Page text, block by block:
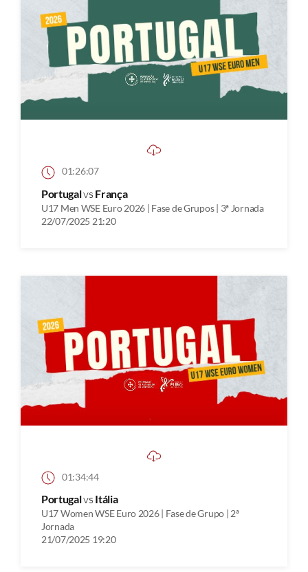
01:26:07
Portugalvs França
U17 Men WSE Euro 2026 | Fase de Grupos | 3ª Jornada
22/07/2025 21:20
01:34:44
Portugalvs Itália
U17 Women WSE Euro 2026 | Fase de Grupo | 2ª
Jornada
21/07/2025 19:20